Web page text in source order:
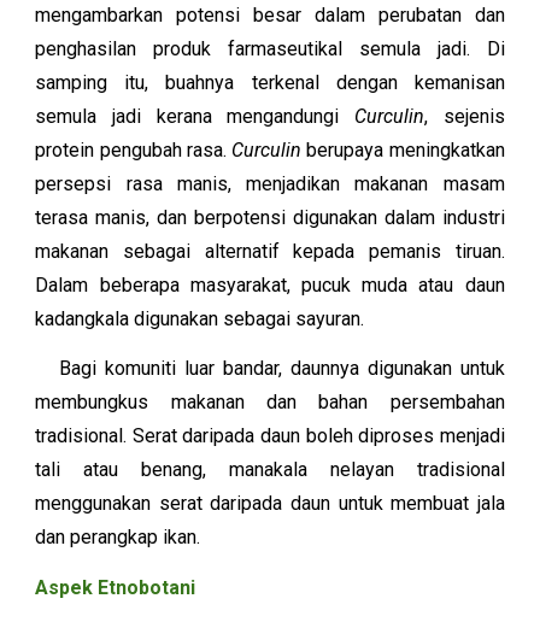
mengambarkan potensi besar dalam perubatan dan
penghasilan produk farmaseutikal semula jadi. Di
samping itu, buahnya terkenal dengan kemanisan
semula jadi kerana mengandungi Curculin, sejenis
protein pengubah rasa. Curculin berupaya meningkatkan
persepsi rasa manis, menjadikan makanan masam
terasa manis, dan berpotensi digunakan dalam industri
makanan sebagai alternatif kepada pemanis tiruan.
Dalam beberapa masyarakat, pucuk muda atau daun
kadangkala digunakan sebagai sayuran.
Bagi komuniti luar bandar, daunnya digunakan untuk
membungkus makanan dan bahan persembahan
tradisional. Serat daripada daun boleh diproses menjadi
tali atau benang, manakala nelayan tradisional
menggunakan serat daripada daun untuk membuat jala
dan perangkap ikan.
Aspek Etnobotani